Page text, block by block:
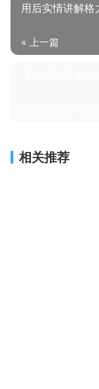
用后实情讲解
« 上一篇
相关推荐